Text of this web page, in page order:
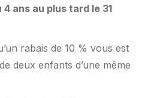
ans au plus tard le 31
rabais de 10 % vous est
deux enfants d’une même